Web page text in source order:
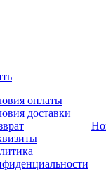
оплаты
доставки